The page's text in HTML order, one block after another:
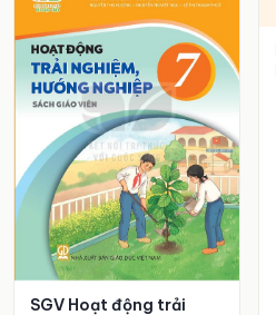
SGV Hoạt động trải